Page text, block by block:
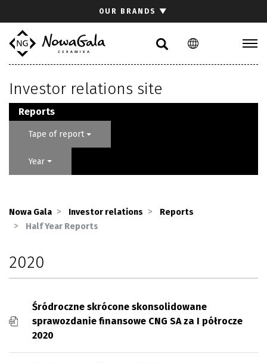
PL EN
OUR BRANDS ▼
Investor relations site
Reports
Tape of report
Year
Nowa Gala Investor relations
Reports
Half Year Reports
2020
Śródroczne skrócone skonsolidowane
sprawozdanie finansowe CNG SA za I półrocze
2020
Collections
Inspirations